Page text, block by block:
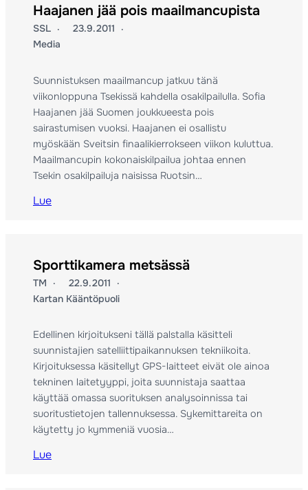
Haajanen jää pois maailmancupista
SSL
23.9.2011
Media
Suunnistuksen maailmancup jatkuu tänä
viikonloppuna Tsekissä kahdella osakilpailulla. Sofia
Haajanen jää Suomen joukkueesta pois
sairastumisen vuoksi. Haajanen ei osallistu
myöskään Sveitsin finaalikierrokseen viikon kuluttua.
Maailmancupin kokonaiskilpailua johtaa ennen
Tsekin osakilpailuja naisissa Ruotsin…
Lue
Sporttikamera metsässä
TM
22.9.2011
Kartan Kääntöpuoli
Edellinen kirjoitukseni tällä palstalla käsitteli
suunnistajien satelliittipaikannuksen tekniikoita.
Kirjoituksessa käsitellyt GPS-laitteet eivät ole ainoa
tekninen laitetyyppi, joita suunnistaja saattaa
käyttää omassa suorituksen analysoinnissa tai
suoritustietojen tallennuksessa. Sykemittareita on
käytetty jo kymmeniä vuosia…
Lue